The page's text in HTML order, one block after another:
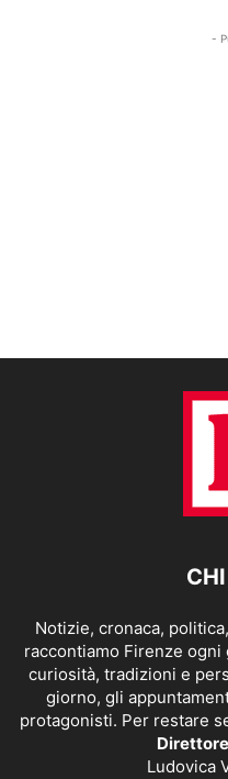
-
Notizie, cronaca,
raccontiamo Firenze
curiosità, tradizioni e
giorno, gli
protagonisti. Per restare
Ludovica